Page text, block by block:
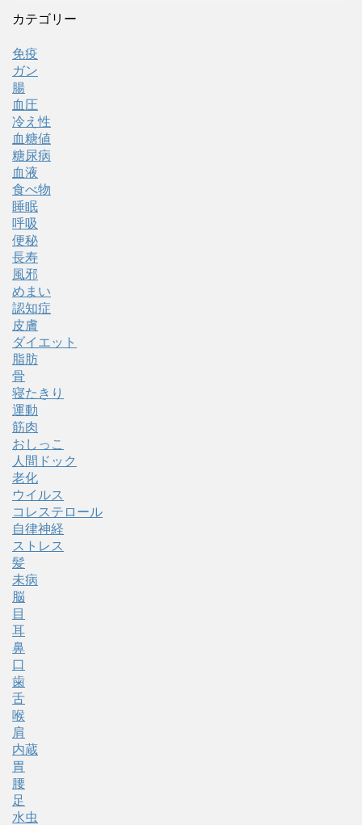
カテゴリー
免疫
ガン
腸
血圧
冷え性
血糖値
糖尿病
血液
食べ物
睡眠
呼吸
便秘
長寿
風邪
めまい
認知症
皮膚
ダイエット
脂肪
骨
寝たきり
運動
筋肉
おしっこ
人間ドック
老化
ウイルス
コレステロール
自律神経
ストレス
髪
未病
脳
目
耳
鼻
口
歯
舌
喉
肩
内蔵
胃
腰
足
水虫